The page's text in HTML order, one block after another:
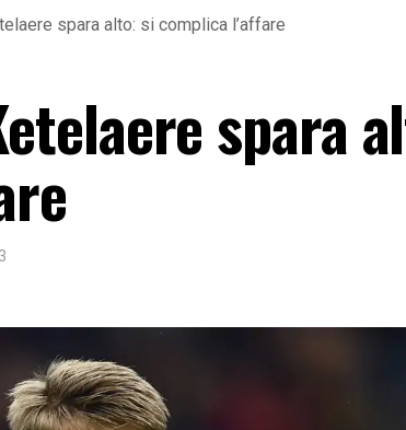
spara alto: si complica l’affare
spara